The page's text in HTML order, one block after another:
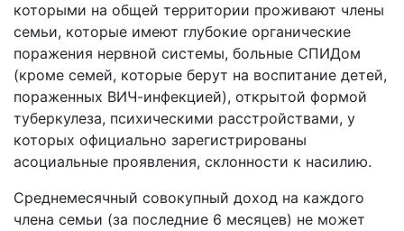
которыми на общей территории проживают члены
семьи, которые имеют глубокие органические
поражения нервной системы, больные СПИДом
(кроме семей, которые берут на воспитание детей,
пораженных ВИЧ-инфекцией), открытой формой
туберкулеза, психическими расстройствами, у
которых официально зарегистрированы
асоциальные проявления, склонности к насилию.
Среднемесячный совокупный доход на каждого
члена семьи (за последние 6 месяцев) не может